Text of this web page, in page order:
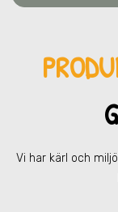
Vi har kärl och